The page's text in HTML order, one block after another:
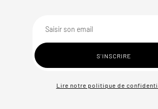
Lire notre politique de